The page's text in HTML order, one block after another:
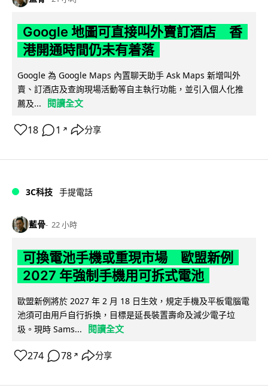
Google 地圖可直接叫外賣訂酒店 香
港開通時間仍未有着落
Google 為 Google Maps 內置聊天助手 Ask Maps 新增叫外
賣、訂酒店及查詢現場活動等自主執行功能，並引入個人化推
薦及...
閱讀全文
18 1 ↗ 分享
3C科技 手提電話
藍骨 22 小時
可換電池手機或重現市場 歐盟新例
2027 年強制手機用可拆式電池
歐盟新例將於 2027 年 2 月 18 日生效，規定手機及平板電腦電
池須可由用戶自行拆換，目標是延長裝置壽命及減少電子垃
圾。現時 Sams...
閱讀全文
274 78 ↗ 分享